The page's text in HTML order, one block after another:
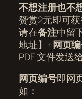
不想注册也不
赞赏2元即可获
请在备注中留
地址】+网页
PDF 文件发送给
网页编号即网
如：